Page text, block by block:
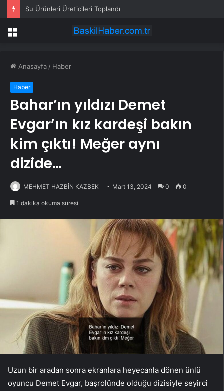
Su Ürünleri Üreticileri Toplandı
Menü
Anasayfa / Haber
Haber
Bahar’ın yıldızı Demet
Evgar’ın kız kardeşi bakın
kim çıktı! Meğer aynı
dizide…
MEHMET HAZBİN KAZBEK Mart 13, 2024 0 0
1 dakika okuma süresi
Uzun bir aradan sonra ekranlara heyecanla dönen ünlü
oyuncu Demet Evgar, başrolünde olduğu dizisiyle seyirci